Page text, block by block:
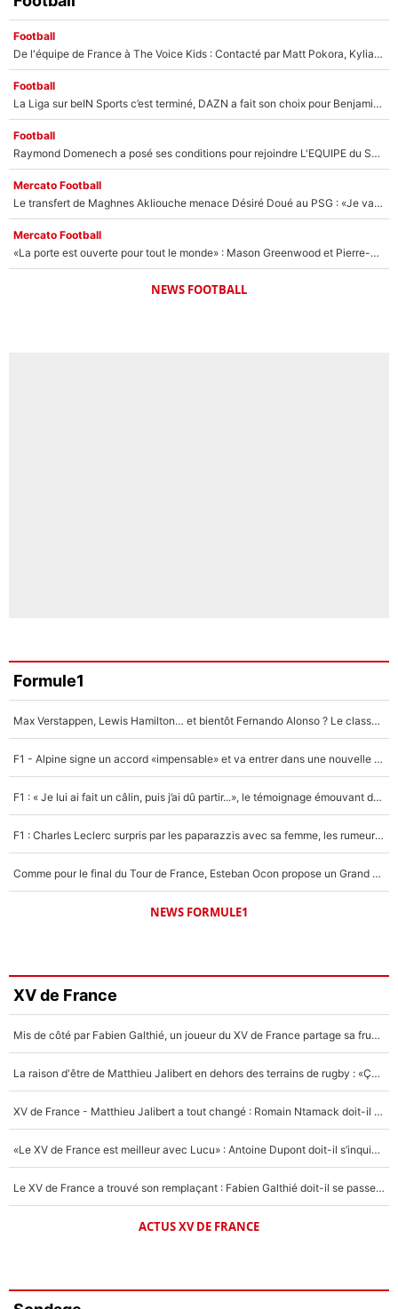
Football
De l'équipe de France à The Voice Kids : Contacté par Matt Pokora, Kylian Mbappé a accepté de jouer un rôle inédit sur TF1 !
Football
La Liga sur beIN Sports c’est terminé, DAZN a fait son choix pour Benjamin Da Silva et Omar Da Fonseca !
Football
Raymond Domenech a posé ses conditions pour rejoindre L'EQUIPE du Soir : Il refuse de faire l'émission avec un autre chroniqueur !
Mercato Football
Le transfert de Maghnes Akliouche menace Désiré Doué au PSG : «Je valide à 200%»
Mercato Football
«La porte est ouverte pour tout le monde» : Mason Greenwood et Pierre-Emerick Aubameyang ont quitté l'OM, Amine Gouiri balance sur la suite du mercato et sur la réaction du vestiaire !
NEWS FOOTBALL
Formule1
Max Verstappen, Lewis Hamilton… et bientôt Fernando Alonso ? Le classement des pilotes les mieux payés en Formule 1 risque de changer !
F1 - Alpine signe un accord «impensable» et va entrer dans une nouvelle dimension : Grande nouvelle pour Pierre Gasly !
F1 : « Je lui ai fait un câlin, puis j’ai dû partir...», le témoignage émouvant de Max Verstappen sur sa fille
F1 : Charles Leclerc surpris par les paparazzis avec sa femme, les rumeurs étaient vraies !
Comme pour le final du Tour de France, Esteban Ocon propose un Grand Prix de Formule 1 à Paris : «Autour de l’Arc de Triomphe, ce serait génial» !
NEWS FORMULE1
XV de France
Mis de côté par Fabien Galthié, un joueur du XV de France partage sa frustration : «ils ne me l’ont pas dit tout de suite»
La raison d'être de Matthieu Jalibert en dehors des terrains de rugby : «Ça m'atteint autant que si tu touches à un membre de ma famille»
XV de France - Matthieu Jalibert a tout changé : Romain Ntamack doit-il s’inquiéter pour sa place à un an de la Coupe du monde ?
«Le XV de France est meilleur avec Lucu» : Antoine Dupont doit-il s’inquiéter pour sa place ?
Le XV de France a trouvé son remplaçant : Fabien Galthié doit-il se passer d'Antoine Dupont ?
ACTUS XV DE FRANCE